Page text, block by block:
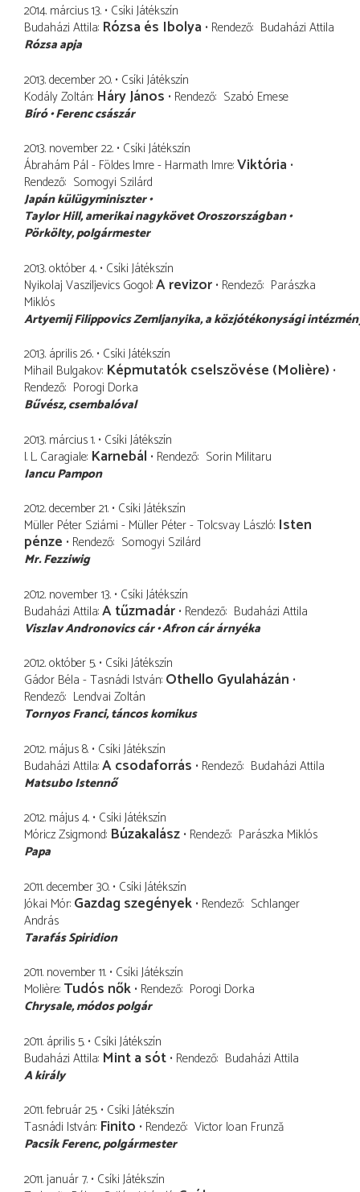
2014. március 13. Csíki Játékszín
Budaházi Attila Rózsa és Ibolya Rendező Budaházi Attila
Rózsa apja
2013. december 20. Csíki Játékszín
Kodály Zoltán Háry János Rendező Szabó Emese
Bíró Ferenc császár
2013. november 22. Csíki Játékszín
Ábrahám Pál - Földes Imre - Harmath Imre Viktória
Rendező Somogyi Szilárd
Japán külügyminiszter
Taylor Hill amerikai nagykövet Oroszországban
Pörkölty polgármester
2013. október 4. Csíki Játékszín
Nyikolaj Vasziljevics Gogol A revizor Rendező Parászka
Miklós
Artyemij Filippovics Zemljanyika a közjótékonysági
2013. április 26. Csíki Játékszín
Mihail Bulgakov Képmutatók cselszövése (Molière)
Rendező Porogi Dorka
Bűvész csembalóval
2013. március 1. Csíki Játékszín
I. L. Caragiale Karnebál Rendező Sorin Militaru
Iancu Pampon
2012. december 21. Csíki Játékszín
Müller Péter Sziámi - Müller Péter - Tolcsvay László Isten
pénze Rendező Somogyi Szilárd
Mr. Fezziwig
2012. november 13. Csíki Játékszín
Budaházi Attila A tűzmadár Rendező Budaházi Attila
Viszlav Andronovics cár Afron cár árnyéka
2012. október 5. Csíki Játékszín
Gádor Béla - Tasnádi István Othello Gyulaházán
Rendező Lendvai Zoltán
Tornyos Franci táncos komikus
2012. május 8. Csíki Játékszín
Budaházi Attila A csodaforrás Rendező Budaházi Attila
Matsubo Istennő
2012. május 4. Csíki Játékszín
Móricz Zsigmond Búzakalász Rendező Parászka Miklós
Papa
2011. december 30. Csíki Játékszín
Jókai Mór Gazdag szegények Rendező Schlanger
András
Tarafás Spiridion
2011. november 11. Csíki Játékszín
Molière Tudós nők Rendező Porogi Dorka
Chrysale módos polgár
2011. április 5. Csíki Játékszín
Budaházi Attila Mint a sót Rendező Budaházi Attila
A király
2011. február 25. Csíki Játékszín
Tasnádi István Finito Rendező Victor Ioan Frunză
Pacsik Ferenc polgármester
2011. január 7. Csíki Játékszín